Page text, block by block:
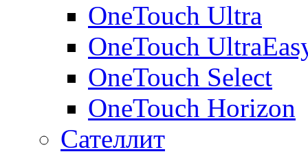
OneTouch Ultra
OneTouch
OneTouch Select
OneTouch Horizon
Сателлит